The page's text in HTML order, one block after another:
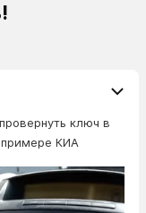
ключ в
КИА